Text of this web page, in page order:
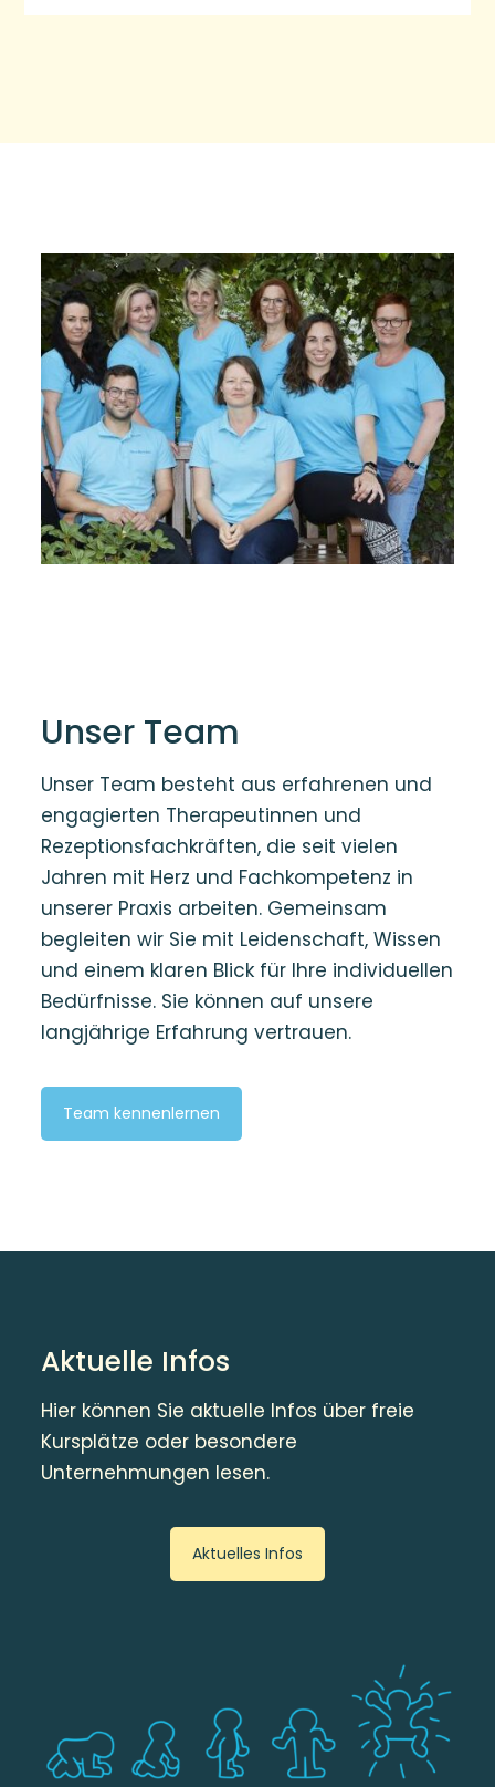
Unser Team
Unser Team besteht aus erfahrenen und
engagierten Therapeutinnen und
Rezeptionsfachkräften, die seit vielen
Jahren mit Herz und Fachkompetenz in
unserer Praxis arbeiten. Gemeinsam
begleiten wir Sie mit Leidenschaft, Wissen
und einem klaren Blick für Ihre individuellen
Bedürfnisse. Sie können auf unsere
langjährige Erfahrung vertrauen.
Team kennenlernen
Aktuelle Infos
Hier können Sie aktuelle Infos über freie
Kursplätze oder besondere
Unternehmungen lesen.
Aktuelles Infos